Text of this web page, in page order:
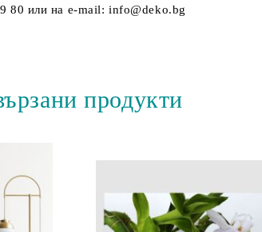
80 или на e-mail: info@deko.bg
продукти